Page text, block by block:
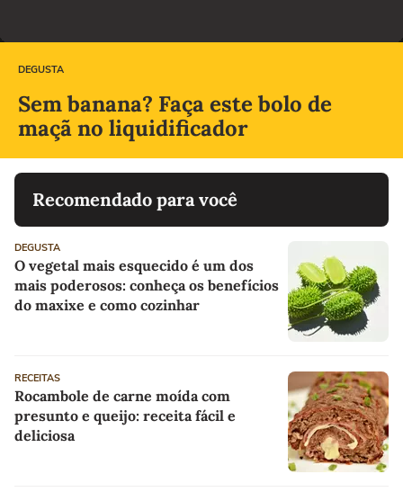
DEGUSTA
Sem banana? Faça este bolo de
maçã no liquidificador
Recomendado para você
DEGUSTA
O vegetal mais esquecido é um dos
mais poderosos: conheça os benefícios
do maxixe e como cozinhar
RECEITAS
Rocambole de carne moída com
presunto e queijo: receita fácil e
deliciosa